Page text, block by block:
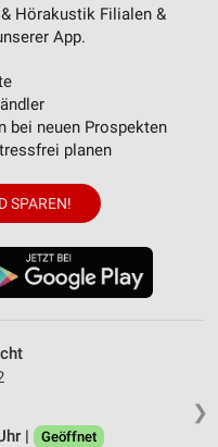
Hörakustik Filialen &
App.
bei neuen Prospekten
planen
SPAREN!
❯
|
Geöffnet